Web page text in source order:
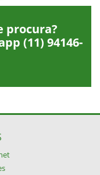
procura?
(11) 94146-